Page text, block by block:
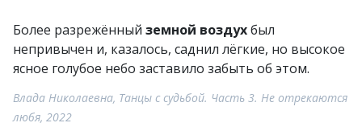
Более разрежённый земной воздухбыл
непривычен и, казалось, саднил лёгкие, но высокое
ясное голубое небо заставило забыть об этом.
Влада Николаевна, Танцы с судьбой. Часть 3. Не отрекаются
любя, 2022